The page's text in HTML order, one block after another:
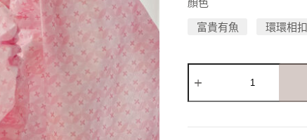
顏色
富貴有魚 環環相扣
布
保
罩